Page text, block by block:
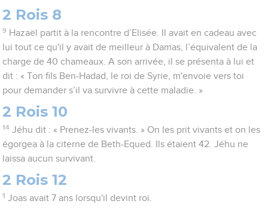
2 Rois 8
9 Hazaël partit à la rencontre d’Elisée. Il avait en cadeau avec
lui tout ce qu'il y avait de meilleur à Damas, l’équivalent de la
charge de 40 chameaux. A son arrivée, il se présenta à lui et
dit : « Ton fils Ben-Hadad, le roi de Syrie, m'envoie vers toi
pour demander s’il va survivre à cette maladie. »
2 Rois 10
14 Jéhu dit : « Prenez-les vivants. » On les prit vivants et on les
égorgea à la citerne de Beth-Equed. Ils étaient 42. Jéhu ne
laissa aucun survivant.
2 Rois 12
1 Joas avait 7 ans lorsqu'il devint roi.